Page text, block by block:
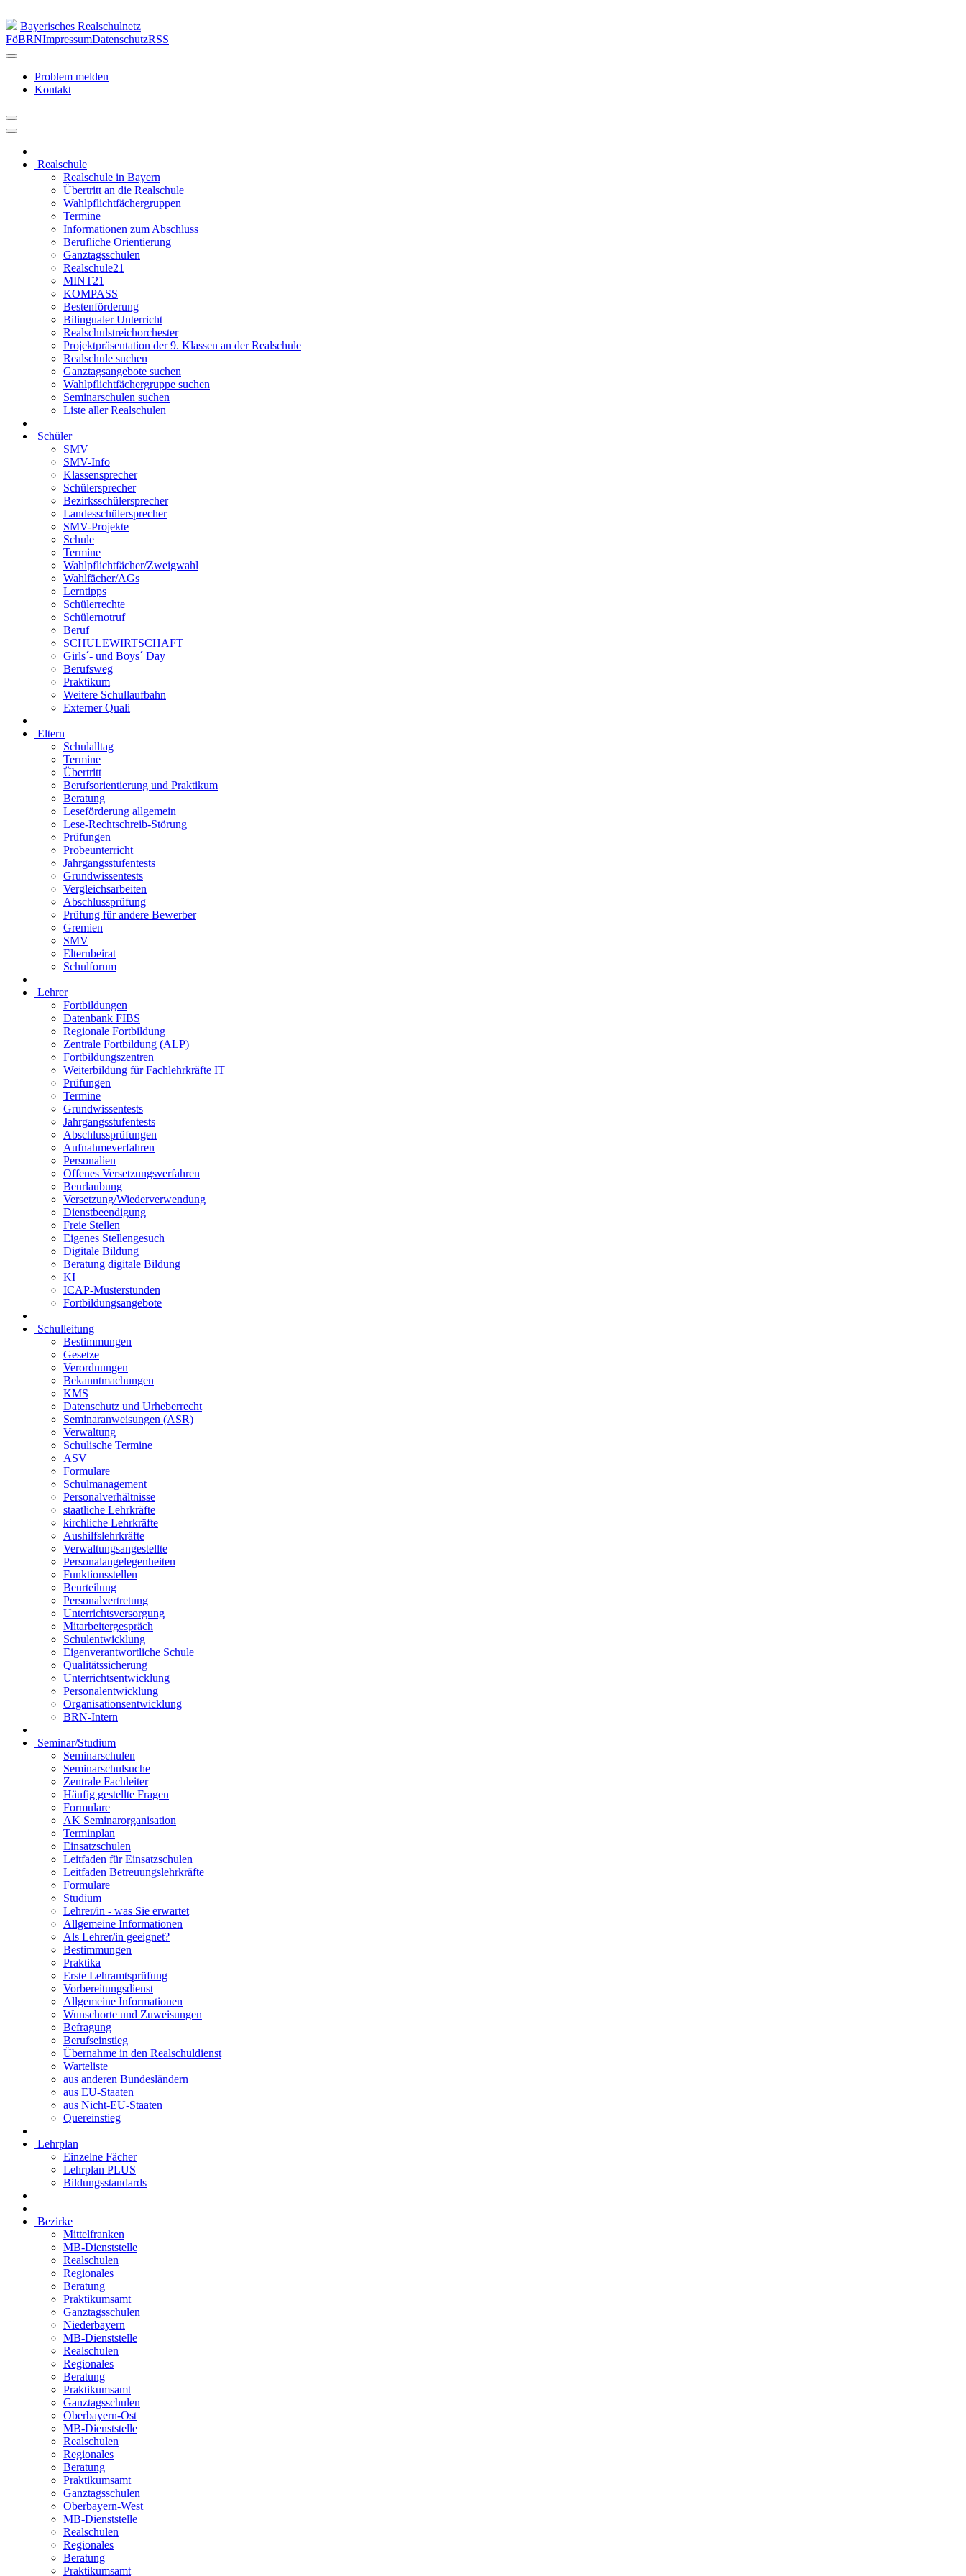
Bayerisches Realschulnetz
FöBRNImpressumDatenschutzRSS
Problem melden
Kontakt
Realschule
Realschule in Bayern
Übertritt an die Realschule
Wahlpflichtfächergruppen
Termine
Informationen zum Abschluss
Berufliche Orientierung
Ganztagsschulen
Realschule21
MINT21
KOMPASS
Bestenförderung
Bilingualer Unterricht
Realschulstreichorchester
Projektpräsentation der 9. Klassen an der Realschule
Realschule suchen
Ganztagsangebote suchen
Wahlpflichtfächergruppe suchen
Seminarschulen suchen
Liste aller Realschulen
Schüler
SMV
SMV-Info
Klassensprecher
Schülersprecher
Bezirksschülersprecher
Landesschülersprecher
SMV-Projekte
Schule
Termine
Wahlpflichtfächer/Zweigwahl
Wahlfächer/AGs
Lerntipps
Schülerrechte
Schülernotruf
Beruf
SCHULEWIRTSCHAFT
Girls´- und Boys´ Day
Berufsweg
Praktikum
Weitere Schullaufbahn
Externer Quali
Eltern
Schulalltag
Termine
Übertritt
Berufsorientierung und Praktikum
Beratung
Leseförderung allgemein
Lese-Rechtschreib-Störung
Prüfungen
Probeunterricht
Jahrgangsstufentests
Grundwissentests
Vergleichsarbeiten
Abschlussprüfung
Prüfung für andere Bewerber
Gremien
SMV
Elternbeirat
Schulforum
Lehrer
Fortbildungen
Datenbank FIBS
Regionale Fortbildung
Zentrale Fortbildung (ALP)
Fortbildungszentren
Weiterbildung für Fachlehrkräfte IT
Prüfungen
Termine
Grundwissentests
Jahrgangsstufentests
Abschlussprüfungen
Aufnahmeverfahren
Personalien
Offenes Versetzungsverfahren
Beurlaubung
Versetzung/Wiederverwendung
Dienstbeendigung
Freie Stellen
Eigenes Stellengesuch
Digitale Bildung
Beratung digitale Bildung
KI
ICAP-Musterstunden
Fortbildungsangebote
Schulleitung
Bestimmungen
Gesetze
Verordnungen
Bekanntmachungen
KMS
Datenschutz und Urheberrecht
Seminaranweisungen (ASR)
Verwaltung
Schulische Termine
ASV
Formulare
Schulmanagement
Personalverhältnisse
staatliche Lehrkräfte
kirchliche Lehrkräfte
Aushilfslehrkräfte
Verwaltungsangestellte
Personalangelegenheiten
Funktionsstellen
Beurteilung
Personalvertretung
Unterrichtsversorgung
Mitarbeitergespräch
Schulentwicklung
Eigenverantwortliche Schule
Qualitätssicherung
Unterrichtsentwicklung
Personalentwicklung
Organisationsentwicklung
BRN-Intern
Seminar/Studium
Seminarschulen
Seminarschulsuche
Zentrale Fachleiter
Häufig gestellte Fragen
Formulare
AK Seminarorganisation
Terminplan
Einsatzschulen
Leitfaden für Einsatzschulen
Leitfaden Betreuungslehrkräfte
Formulare
Studium
Lehrer/in - was Sie erwartet
Allgemeine Informationen
Als Lehrer/in geeignet?
Bestimmungen
Praktika
Erste Lehramtsprüfung
Vorbereitungsdienst
Allgemeine Informationen
Wunschorte und Zuweisungen
Befragung
Berufseinstieg
Übernahme in den Realschuldienst
Warteliste
aus anderen Bundesländern
aus EU-Staaten
aus Nicht-EU-Staaten
Quereinstieg
Lehrplan
Einzelne Fächer
Lehrplan PLUS
Bildungsstandards
Bezirke
Mittelfranken
MB-Dienststelle
Realschulen
Regionales
Beratung
Praktikumsamt
Ganztagsschulen
Niederbayern
MB-Dienststelle
Realschulen
Regionales
Beratung
Praktikumsamt
Ganztagsschulen
Oberbayern-Ost
MB-Dienststelle
Realschulen
Regionales
Beratung
Praktikumsamt
Ganztagsschulen
Oberbayern-West
MB-Dienststelle
Realschulen
Regionales
Beratung
Praktikumsamt